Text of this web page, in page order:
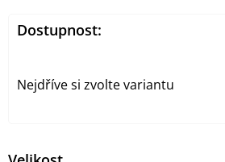
Dostupnost:
Nejdříve si zvolte variantu